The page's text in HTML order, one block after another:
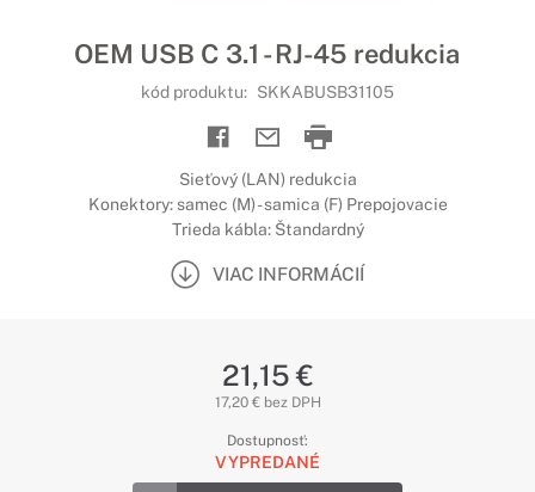
OEM USB C 3.1 - RJ-45 redukcia
kód produktu: SKKABUSB31105
Sieťový (LAN) redukcia
Konektory: samec (M) - samica (F) Prepojovacie
Trieda kábla: Štandardný
VIAC INFORMÁCIÍ
21,15 €
17,20 € bez DPH
Dostupnosť:
VYPREDANÉ